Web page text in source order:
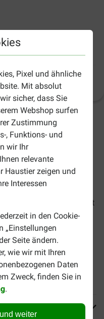
Pixel und ähnliche
Mit absolut
sicher, dass Sie
Webshop surfen
Zustimmung
, Funktions- und
wir Ihr
relevante
Haustier zeigen und
Interessen
in den Cookie-
„Einstellungen
Seite ändern.
wie wir mit Ihren
Daten
Zweck, finden Sie in
.
weiter
& Junior
Produktinformation
sofern nicht anders angegeben
Junior
und Junghunde von 1
Futter ist vollgepackt mit
jungen Hund benötigt
Hähnchen